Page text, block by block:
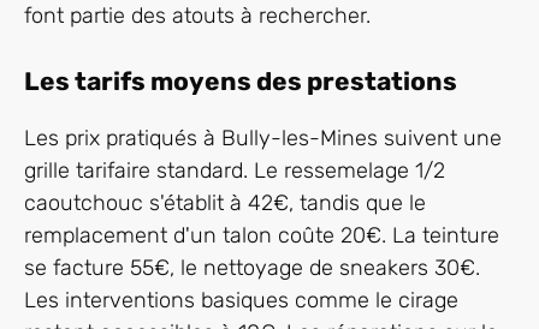
font partie des atouts à rechercher.
Les tarifs moyens des prestations
Les prix pratiqués à Bully-les-Mines suivent une
grille tarifaire standard. Le ressemelage 1/2
caoutchouc s'établit à 42€, tandis que le
remplacement d'un talon coûte 20€. La teinture
se facture 55€, le nettoyage de sneakers 30€.
Les interventions basiques comme le cirage